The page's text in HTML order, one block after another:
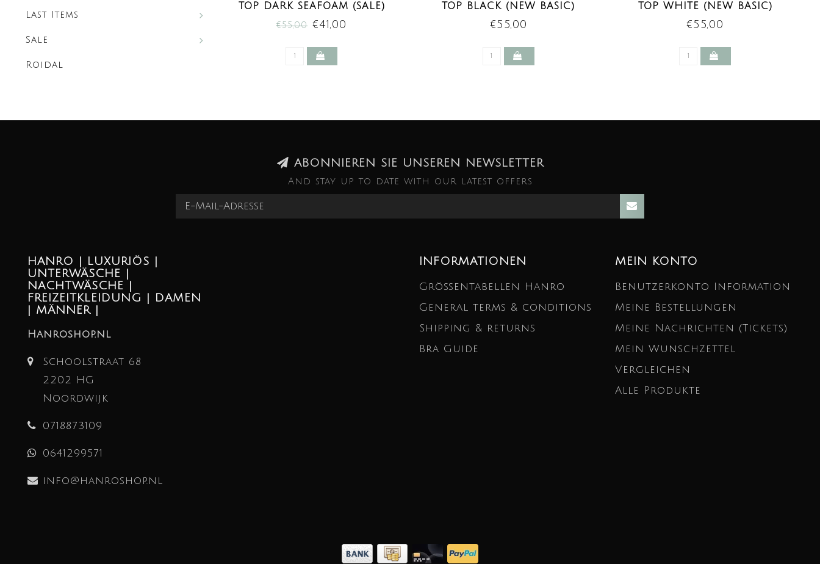
Last Items
Sale
Roidal
TOP DARK SEAFOAM (SALE)
€55,00 €41,00
TOP BLACK (NEW BASIC)
€55,00
TOP WHITE (NEW BASIC)
€55,00
ABONNIEREN SIE UNSEREN NEWSLETTER
And stay up to date with our latest offers
HANRO | LUXURIÖS |
UNTERWÄSCHE |
NACHTWÄSCHE |
FREIZEITKLEIDUNG | DAMEN
| MÄNNER |
Hanroshop.nl
Schoolstraat 68
2202 HG
Noordwijk
0718873109
0641299571
info@hanroshop.nl
INFORMATIONEN
Größentabellen Hanro
General terms & conditions
Shipping & returns
Bra Guide
MEIN KONTO
Benutzerkonto Information
Meine Bestellungen
Meine Nachrichten (Tickets)
Mein Wunschzettel
Vergleichen
Alle Produkte